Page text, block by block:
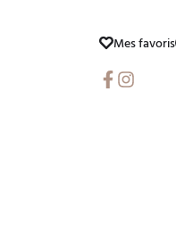
Mes favoris
Facebook
Instagram